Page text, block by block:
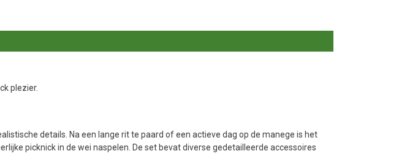
plezier.
details. Na een lange rit te paard of een actieve dag op de manege is het
picknick in de wei naspelen. De set bevat diverse gedetailleerde accessoires